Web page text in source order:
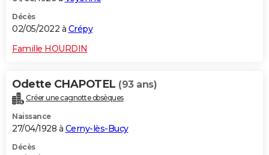
Décès
02/05/2022 à Crépy
Famille HOURDIN
Odette CHAPOTEL (93 ans)
Créer une cagnotte obsèques
Naissance
27/04/1928 à Cerny-lès-Bucy
Décès